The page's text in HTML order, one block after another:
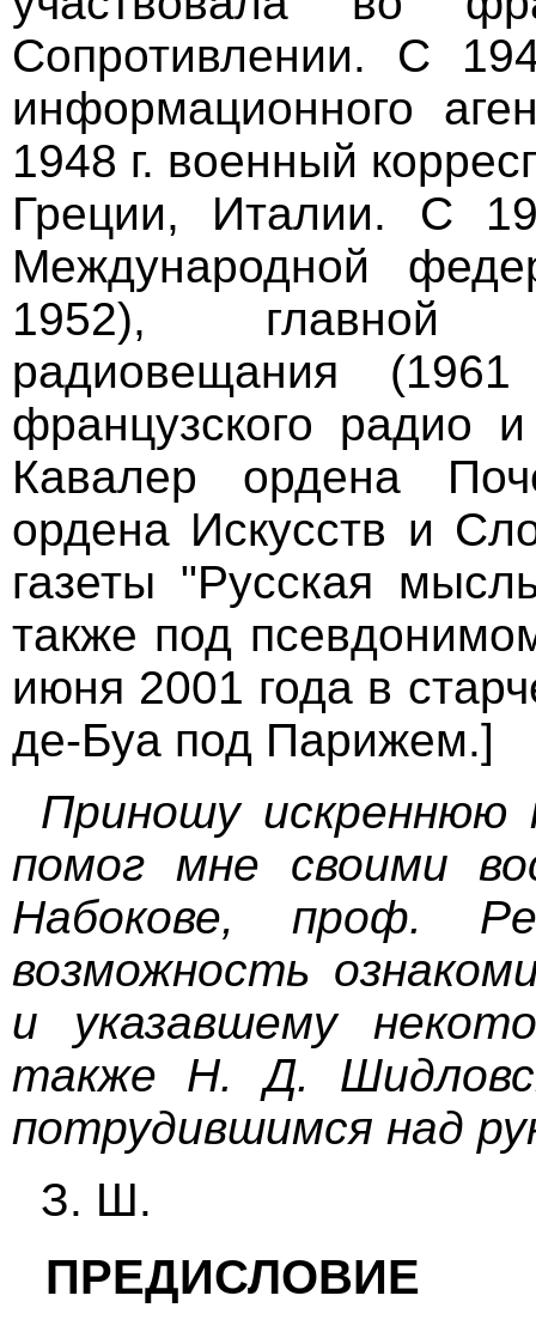
Сопротивлении. С
информационного
1948 г. военный
Греции, Италии. С
Международной
1952), главной
радиовещания
французского радио
Кавалер ордена
ордена Искусств и
газеты "Русская
также под
июня 2001 года в
де-Буа под Парижем.]
Приношу искреннюю
помог мне своими
Набокове, проф.
возможность
и указавшему
также Н. Д.
потрудившимся над
З. Ш.
ПРЕДИСЛОВИЕ